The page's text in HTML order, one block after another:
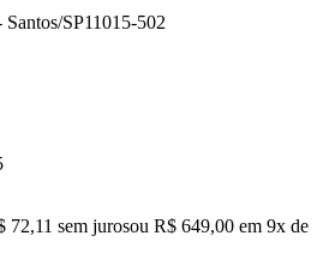
Santos/SP11015-502
72,11 sem jurosou R$ 649,00 em 9x de